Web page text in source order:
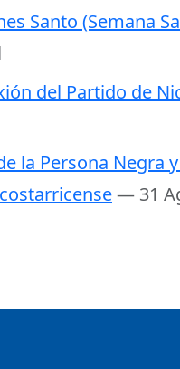
Santo (Semana
del Partido de
la Persona Negra
— 31